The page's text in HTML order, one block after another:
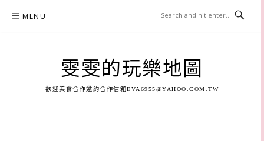
MENU
雯雯的玩樂地圖
歡迎美食合作邀約合作信箱EVA6955@YAHOO.COM.TW